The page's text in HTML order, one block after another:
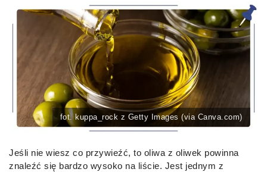
fot. kuppa_rock z Getty Images (via Canva.com)
Jeśli nie wiesz co przywieźć, to oliwa z oliwek powinna
znaleźć się bardzo wysoko na liście. Jest jednym z